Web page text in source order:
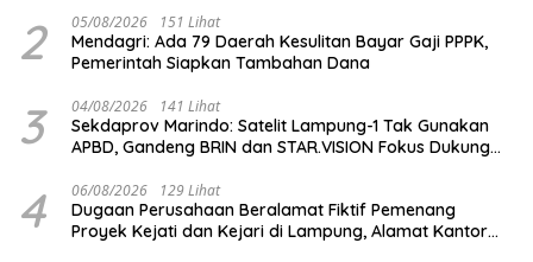
2 05/08/2026 151 Lihat
Mendagri: Ada 79 Daerah Kesulitan Bayar Gaji PPPK,
Pemerintah Siapkan Tambahan Dana
3 04/08/2026 141 Lihat
Sekdaprov Marindo: Satelit Lampung-1 Tak Gunakan
APBD, Gandeng BRIN dan STAR.VISION Fokus Dukung
4 06/08/2026 129 Lihat
Dugaan Perusahaan Beralamat Fiktif Pemenang
Proyek Kejati dan Kejari di Lampung, Alamat Kantor